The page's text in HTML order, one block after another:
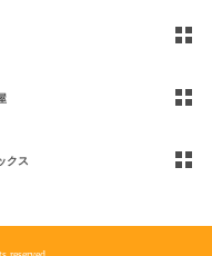
クス
reserved.